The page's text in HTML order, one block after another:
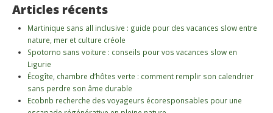
Articles récents
Martinique sans all inclusive : guide pour des vacances slow entre
nature, mer et culture créole
Spotorno sans voiture : conseils pour vos vacances slow en
Ligurie
Écogîte, chambre d’hôtes verte : comment remplir son calendrier
sans perdre son âme durable
Ecobnb recherche des voyageurs écoresponsables pour une